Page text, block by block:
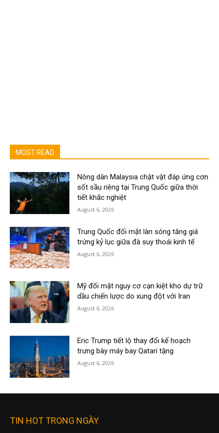
MOST READ
Nông dân Malaysia chật vật đáp ứng cơn
sốt sầu riêng tại Trung Quốc giữa thời
tiết khắc nghiệt
August 6, 2026
Trung Quốc đối mặt làn sóng tăng giá
trứng kỷ lục giữa đà suy thoái kinh tế
August 6, 2026
Mỹ đối mặt nguy cơ cạn kiệt kho dự trữ
dầu chiến lược do xung đột với Iran
August 6, 2026
Eric Trump tiết lộ thay đổi kế hoạch
trưng bày máy bay Qatari tặng
August 6, 2026
TIN HOT TRONG NGÀY